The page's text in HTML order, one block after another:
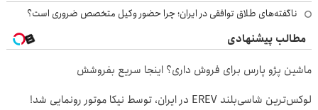
ناگفته‌های طلاق توافقی در ایران؛ چرا حضور وکیل متخصص ضروری است؟
مطالب پیشنهادی
ماشین پژو پارس برای فروش داری؟ اینجا سریع بفروشش
لوکس‌ترین شاسی‌بلند EREV در ایران، توسط نیکا موتور رونمایی شد!